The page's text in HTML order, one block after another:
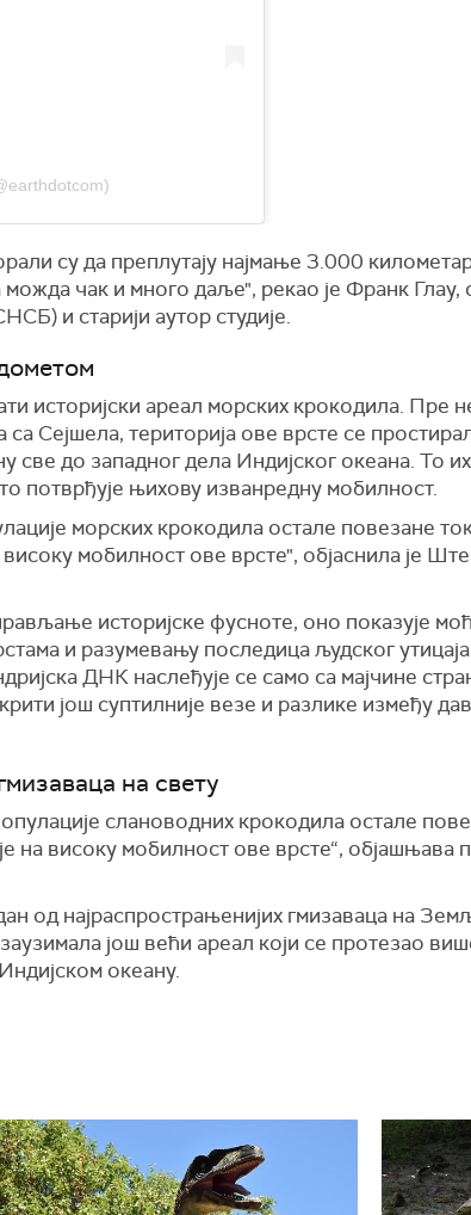
су да преплутају најмање 3.000
чак и много даље", рекао је Франк Глау,
и старији аутор студије.
историјски ареал морских крокодила. Пре
Сејшела, територија ове врсте се
све до западног дела Индијског океана. То
потврђује њихову изванредну мобилност.
морских крокодила остале повезане
мобилност ове врсте", објаснила је
историјске фусноте, оно показује
и разумевању последица људског
ДНК наслеђује се само са мајчине
још суптилније везе и разлике између
на свету
слановодних крокодила остале
на високу мобилност ове врсте“, објашњава
од најраспрострањенијих гмизаваца на
заузимала још већи ареал који се протезао
океану.